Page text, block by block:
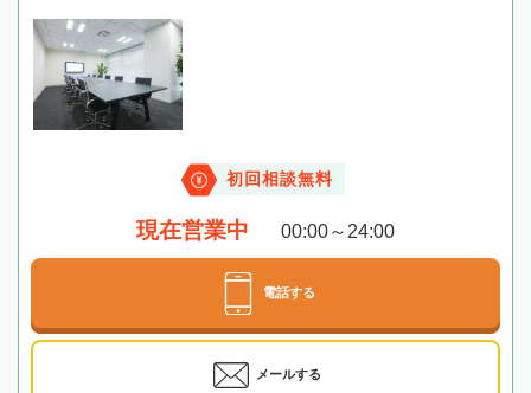
初回相談無料
現在営業中 00:00～24:00
電話する
メールする